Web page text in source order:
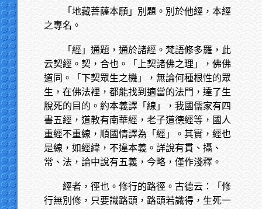
「地藏菩薩本願」別題。別於他經，本經
之專名。
「經」通題，通於諸經。梵語修多羅，此
云契經。契，合也。「上契諸佛之理」，佛佛
道同。「下契眾生之機」，無論何種根性的眾
生，在佛法裡，都能找到適當的法門，達了生
脫死的目的。約本義譯「線」，我國儒家有四
書五經，道教有南華經，老子道德經等，國人
重經不重線，順國情譯為「經」。其實，經也
是線，如經緯，不違本義。詳說有貫、攝、
常、法，論中說有五義，今略，僅作淺釋。
經者，徑也。修行的路徑。古德云：「修
行無別修，只要識路頭，路頭若識得，生死一